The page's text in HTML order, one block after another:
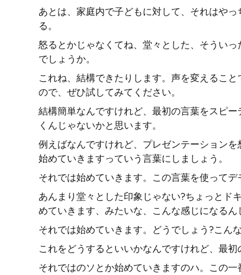
あとは、家庭内で子どもに対して、それはや
る。
怒るとかじゃなくてね、堂々とした、そうい
でしょうか。
これね、結構できたりします。声を変えるこ
ので、ぜひ試してみてください。
結構簡単なんですけれど、最初の言葉をスピ
くんじゃないかと思います。
例えばなんですけれど、プレゼンテーション
始めていきますっていう言葉にしましょう。
それでは始めていきます。この言葉を使ってデ
あんまり堂々とした印象じゃない?ちょっとド
めていきます、みたいな、こんな感じになるん
それでは始めていきます。どうでしょう?こん
これをどうするといいかなんですけれど、最初
それではのソとか始めていきますのハ。この一